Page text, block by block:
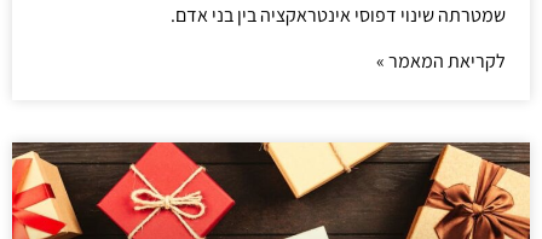
שמטרתה שינוי דפוסי אינטראקציה בין בני אדם.
לקריאת המאמר »